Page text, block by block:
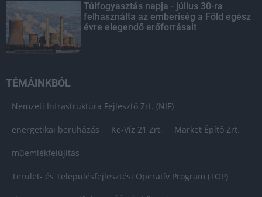
Túlfogyasztás napja - július 30-ra
felhasználta az emberiség a Föld egész
évre elegendő erőforrásait
TÉMÁINKBÓL
Nemzeti Infrastruktúra Fejlesztő Zrt. (NIF)
energetikai beruházás Ke-Víz 21 Zrt. Market Építő Zrt.
műemlékfelújítás
Terület- és Településfejlesztési Operatív Program (TOP)